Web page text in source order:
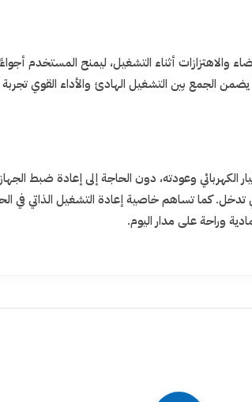
أثناء التشغيل، ليمنح المستخدم
الجمع بين التشغيل الهادئ والأداء القوي
وعودته، دون الحاجة إلى إعادة ضبط
كما تساهم خاصية إعادة التشغيل الذاتي في
وراحة على مدار اليوم.